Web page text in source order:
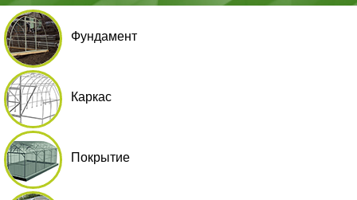
Фундамент
Каркас
Покрытие